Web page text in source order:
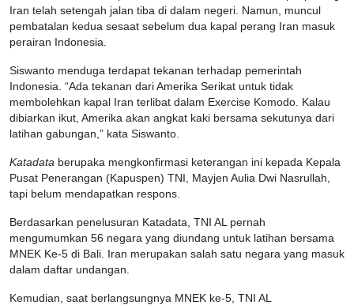
Iran telah setengah jalan tiba di dalam negeri. Namun, muncul
pembatalan kedua sesaat sebelum dua kapal perang Iran masuk
perairan Indonesia.
Siswanto menduga terdapat tekanan terhadap pemerintah
Indonesia. “Ada tekanan dari Amerika Serikat untuk tidak
membolehkan kapal Iran terlibat dalam Exercise Komodo. Kalau
dibiarkan ikut, Amerika akan angkat kaki bersama sekutunya dari
latihan gabungan,” kata Siswanto.
Katadata berupaka mengkonfirmasi keterangan ini kepada Kepala
Pusat Penerangan (Kapuspen) TNI, Mayjen Aulia Dwi Nasrullah,
tapi belum mendapatkan respons.
Berdasarkan penelusuran Katadata, TNI AL pernah
mengumumkan 56 negara yang diundang untuk latihan bersama
MNEK Ke-5 di Bali. Iran merupakan salah satu negara yang masuk
dalam daftar undangan.
Kemudian, saat berlangsungnya MNEK ke-5, TNI AL